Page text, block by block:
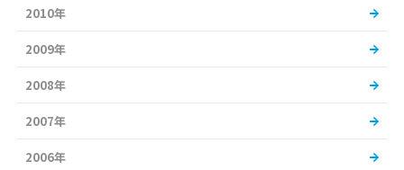
2010年
2009年
2008年
2007年
2006年